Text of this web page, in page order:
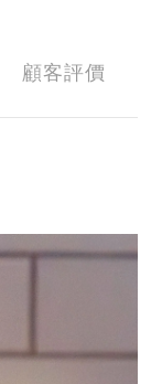
顧客評價